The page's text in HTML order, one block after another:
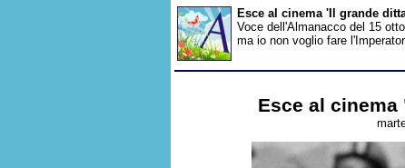
Esce al cinema 'Il grande
Voce dell'Almanacco del 15
ma io non voglio fare
Esce al